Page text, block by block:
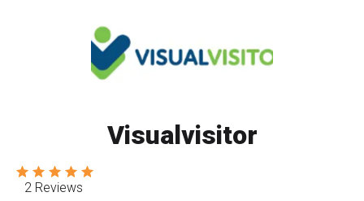
Visualvisitor
2 Reviews